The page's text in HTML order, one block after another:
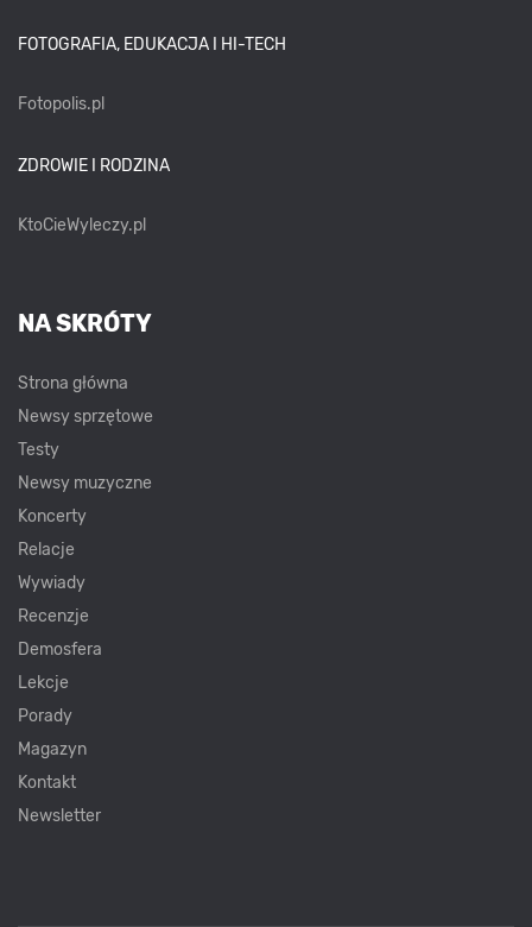
FOTOGRAFIA, EDUKACJA I HI-TECH
Fotopolis.pl
ZDROWIE I RODZINA
KtoCieWyleczy.pl
NA SKRÓTY
Strona główna
Newsy sprzętowe
Testy
Newsy muzyczne
Koncerty
Relacje
Wywiady
Recenzje
Demosfera
Lekcje
Porady
Magazyn
Kontakt
Newsletter